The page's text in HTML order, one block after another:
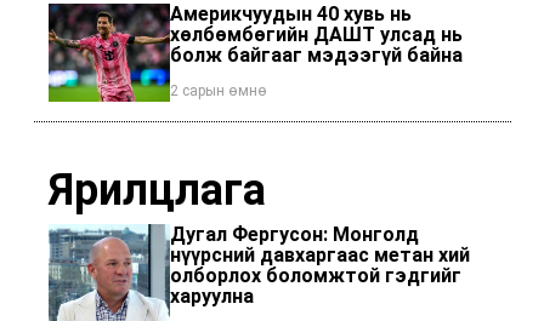
Америкчуудын 40 хувь нь
хөлбөмбөгийн ДАШТ улсад нь
болж байгааг мэдээгүй байна
2 сарын өмнө
Ярилцлага
Дугал Фергусон: Монголд
нүүрсний давхаргаас метан хий
олборлох боломжтой гэдгийг
харуулна